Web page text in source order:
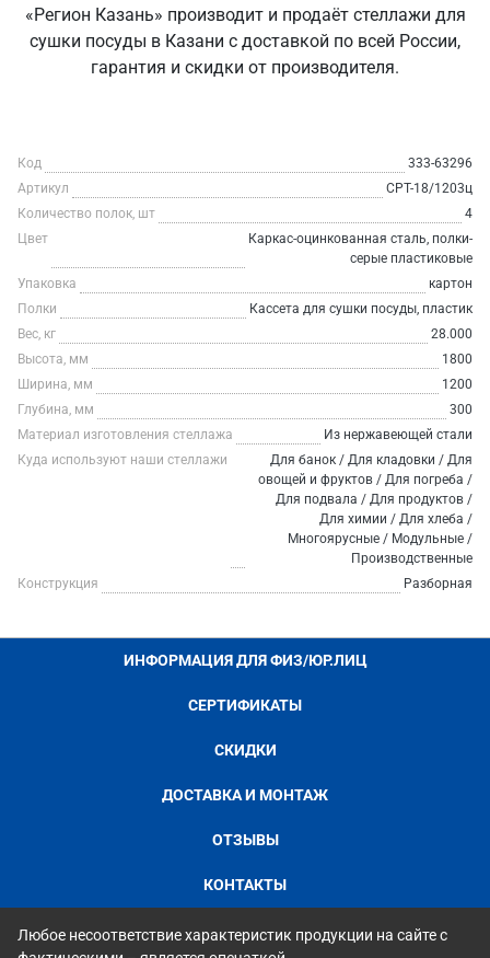
«Регион Казань» производит и продаёт стеллажи для
сушки посуды в Казани с доставкой по всей России,
гарантия и скидки от производителя.
Код
333-63296
Артикул
СРТ-18/1203ц
Количество полок, шт
4
Цвет
Каркас-оцинкованная сталь, полки-
серые пластиковые
Упаковка
картон
Полки
Кассета для сушки посуды, пластик
Вес, кг
28.000
Высота, мм
1800
Ширина, мм
1200
Глубина, мм
300
Материал изготовления стеллажа
Из нержавеющей стали
Куда используют наши стеллажи
Для банок / Для кладовки / Для
овощей и фруктов / Для погреба /
Для подвала / Для продуктов /
Для химии / Для хлеба /
Многоярусные / Модульные /
Производственные
Конструкция
Разборная
ИНФОРМАЦИЯ ДЛЯ ФИЗ/ЮР.ЛИЦ
СЕРТИФИКАТЫ
СКИДКИ
ДОСТАВКА И МОНТАЖ
ОТЗЫВЫ
КОНТАКТЫ
Любое несоответствие характеристик продукции на сайте с